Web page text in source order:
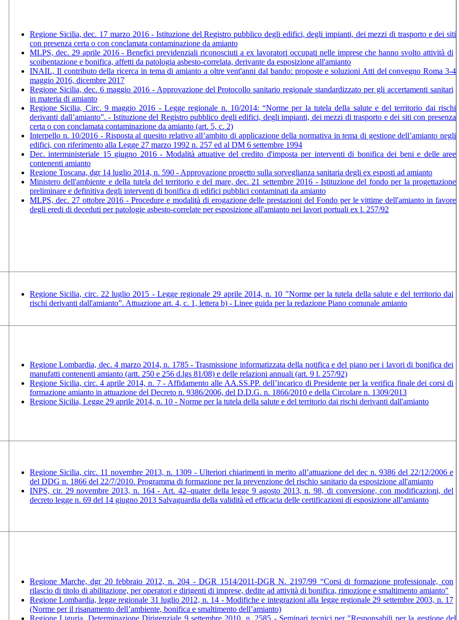
Regione Sicilia, dec. 17 marzo 2016 - Istituzione del Registro pubblico degli edifici, degli impianti, dei mezzi di trasporto e dei siti
con presenza certa o con conclamata contaminazione da amianto
MLPS, dec. 29 aprile 2016 - Benefici previdenziali riconosciuti a ex lavoratori occupati nelle imprese che hanno svolto attività di
scoibentazione e bonifica, affetti da patologia asbesto-correlata, derivante da esposizione all'amianto
INAIL, Il contributo della ricerca in tema di amianto a oltre vent'anni dal bando: proposte e soluzioni Atti del convegno Roma 3-4
maggio 2016, dicembre 2017
Regione Sicilia, dec. 6 maggio 2016 - Approvazione del Protocollo sanitario regionale standardizzato per gli accertamenti sanitari
in materia di amianto
Regione Sicilia, Circ. 9 maggio 2016 - Legge regionale n. 10/2014: “Norme per la tutela della salute e del territorio dai rischi
derivanti dall’amianto”. - Istituzione del Registro pubblico degli edifici, degli impianti, dei mezzi di trasporto e dei siti con presenza
certa o con conclamata contaminazione da amianto (art. 5, c. 2)
Interpello n. 10/2016 - Risposta al quesito relativo all’ambito di applicazione della normativa in tema di gestione dell’amianto negli
edifici, con riferimento alla Legge 27 marzo 1992 n. 257 ed al DM 6 settembre 1994
Dec. interministeriale 15 giugno 2016 - Modalità attuative del credito d'imposta per interventi di bonifica dei beni e delle aree
contenenti amianto
Regione Toscana, dgr 14 luglio 2014, n. 590 - Approvazione progetto sulla sorveglianza sanitaria degli ex esposti ad amianto
Ministero dell'ambiente e della tutela del territorio e del mare, dec. 21 settembre 2016 - Istituzione del fondo per la progettazione
preliminare e definitiva degli interventi di bonifica di edifici pubblici contaminati da amianto
MLPS, dec. 27 ottobre 2016 - Procedure e modalità di erogazione delle prestazioni del Fondo per le vittime dell'amianto in favore
degli eredi di deceduti per patologie asbesto-correlate per esposizione all'amianto nei lavori portuali ex l. 257/92
Regione Sicilia, circ. 22 luglio 2015 - Legge regionale 29 aprile 2014, n. 10 "Norme per la tutela della salute e del territorio dai
rischi derivanti dall'amianto”. Attuazione art. 4, c. 1, lettera b) - Linee guida per la redazione Piano comunale amianto
Regione Lombardia, dec. 4 marzo 2014, n. 1785 - Trasmissione informatizzata della notifica e del piano per i lavori di bonifica dei
manufatti contenenti amianto (artt. 250 e 256 d.lgs 81/08) e delle relazioni annuali (art. 9 l. 257/92)
Regione Sicilia, circ. 4 aprile 2014, n. 7 - Affidamento alle AA.SS.PP. dell’incarico di Presidente per la verifica finale dei corsi di
formazione amianto in attuazione del Decreto n. 9386/2006, del D.D.G. n. 1866/2010 e della Circolare n. 1309/2013
Regione Sicilia, Legge 29 aprile 2014, n. 10 - Norme per la tutela della salute e del territorio dai rischi derivanti dall'amianto
Regione Sicilia, circ. 11 novembre 2013, n. 1309 - Ulteriori chiarimenti in merito all’attuazione del dec n. 9386 del 22/12/2006 e
del DDG n. 1866 del 22/7/2010. Programma di formazione per la prevenzione del rischio sanitario da esposizione all'amianto
INPS, cir. 29 novembre 2013, n. 164 - Art. 42–quater della legge 9 agosto 2013, n. 98, di conversione, con modificazioni, del
decreto legge n. 69 del 14 giugno 2013 Salvaguardia della validità ed efficacia delle certificazioni di esposizione all’amianto
Regione Marche, dgr 20 febbraio 2012, n. 204 - DGR 1514/2011-DGR N. 2197/99 “Corsi di formazione professionale, con
rilascio di titolo di abilitazione, per operatori e dirigenti di imprese, dedite ad attività di bonifica, rimozione e smaltimento amianto"
Regione Lombardia, legge regionale 31 luglio 2012, n. 14 - Modifiche e integrazioni alla legge regionale 29 settembre 2003, n. 17
(Norme per il risanamento dell’ambiente, bonifica e smaltimento dell’amianto)
Regione Liguria, Determinazione Dirigenziale 9 settembre 2010, n. 2585 - Seminari tecnici per "Responsabili per la gestione del